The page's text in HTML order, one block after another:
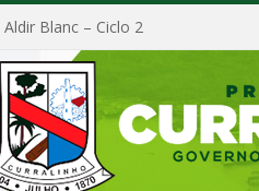
Blanc – Ciclo 2